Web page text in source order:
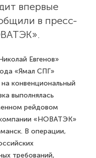
впервые
в пресс-
Евгенов»
«Ямал СПГ»
конвенциональный
выполнялась
рейдовом
«НОВАТЭК»
В операции,
требований,